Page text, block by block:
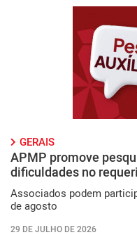
GERAIS
APMP promove
dificuldades no
Associados podem
de agosto
29 DE JULHO DE 2026